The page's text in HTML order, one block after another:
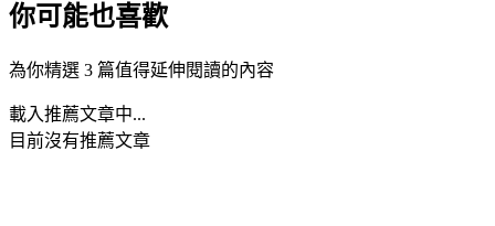
你可能也喜歡
為你精選 3 篇值得延伸閱讀的內容
載入推薦文章中...
目前沒有推薦文章